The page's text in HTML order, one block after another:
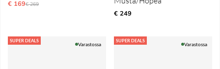
€ 169Normaali hinta
€ 269
€ 249
SUPER DEALS
Varastossa
SUPER DEALS
Varastossa